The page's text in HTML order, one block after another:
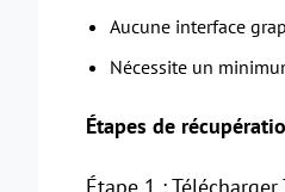
Aucune interface
Nécessite un
Étapes de